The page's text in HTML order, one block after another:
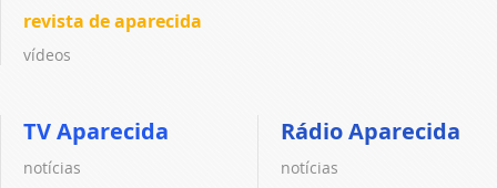
revista de aparecida
vídeos
TV Aparecida
notícias
Rádio Aparecida
notícias